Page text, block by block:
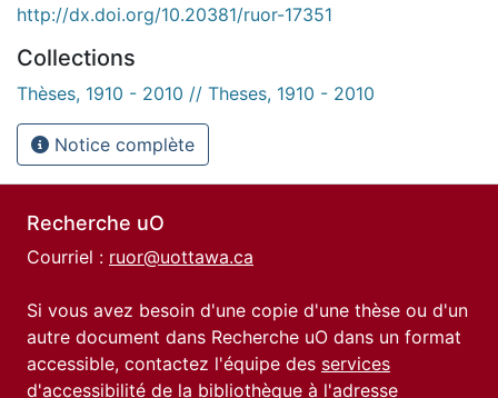
http://dx.doi.org/10.20381/ruor-17351
Collections
Thèses, 1910 - 2010 // Theses, 1910 - 2010
Notice complète
Recherche uO
Courriel : ruor@uottawa.ca
Si vous avez besoin d'une copie d'une thèse ou d'un
autre document dans Recherche uO dans un format
accessible, contactez l'équipe des services
d'accessibilité de la bibliothèque à l'adresse